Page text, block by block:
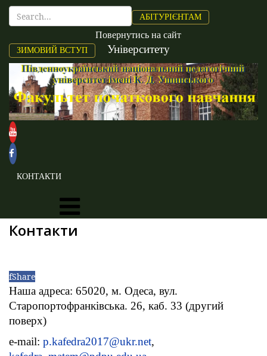
АБІТУРІЄНТАМ
ЗИМОВИЙ ВСТУП
Повернутись на сайт
Університету
КОНТАКТИ
Контакти
fShare
Наша адреса: 65020, м. Одеса, вул.
Старопортофранківська. 26, каб. 33 (другий
поверх)
e-mail: p.kafedra2017@ukr.net,